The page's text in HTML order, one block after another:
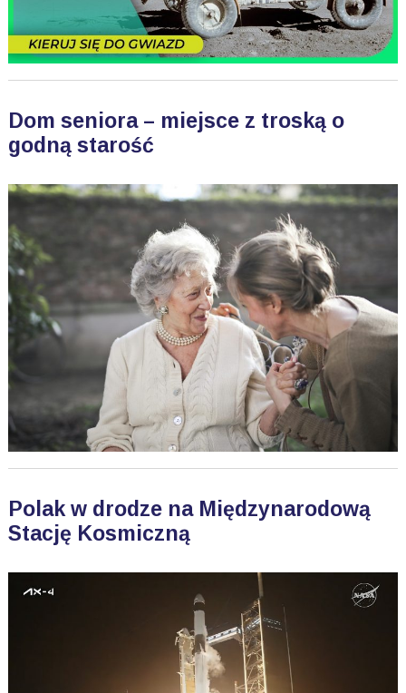
Dom seniora – miejsce z troską o
godną starość
Polak w drodze na Międzynarodową
Stację Kosmiczną